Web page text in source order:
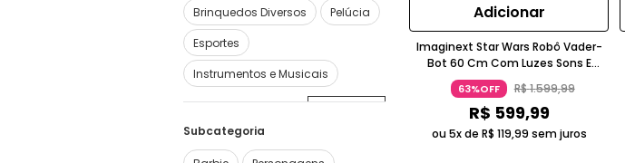
Brinquedos Diversos
Pelúcia
Esportes
Instrumentos e Musicais
Ver mais5
Subcategoria
Adicionar
Imaginext Star Wars Robô Vader-
Bot 60 Cm Com Luzes Sons E
Projéteis 3+ Mattel
63%OFF R$1.599,99
R$ 599,99
ou 5x de R$ 119,99 sem juros